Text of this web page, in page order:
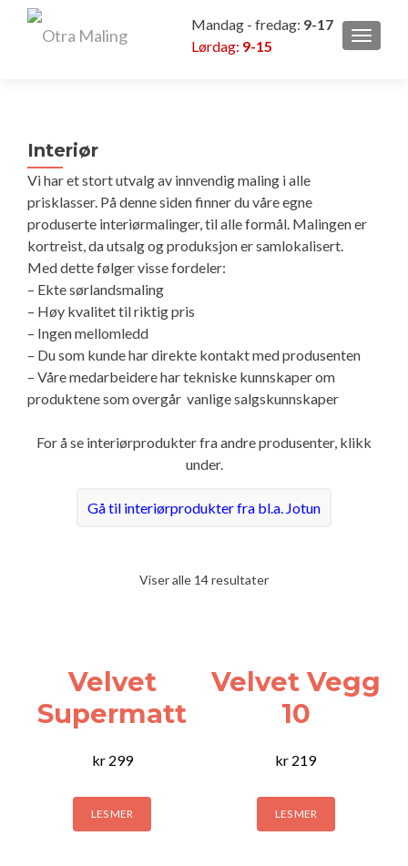
Mandag - fredag: 9-17
Lørdag: 9-15
Interiør
Vi har et stort utvalg av innvendig maling i alle
prisklasser. På denne siden finner du våre egne
produserte interiørmalinger, til alle formål. Malingen er
kortreist, da utsalg og produksjon er samlokalisert.
Med dette følger visse fordeler:
– Ekte sørlandsmaling
– Høy kvalitet til riktig pris
– Ingen mellomledd
– Du som kunde har direkte kontakt med produsenten
– Våre medarbeidere har tekniske kunnskaper om
produktene som overgår vanlige salgskunnskaper
For å se interiørprodukter fra andre produsenter, klikk
under.
Gå til interiørprodukter fra bl.a. Jotun
Viser alle 14 resultater
Velvet
Supermatt
kr299
LES MER
Velvet Vegg
10
kr 219
LES MER